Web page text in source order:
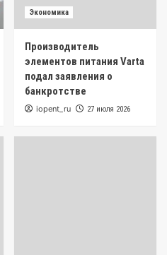
Экономика
Производитель
элементов питания Varta
подал заявления о
банкротстве
iopent_ru 27 июля 2026